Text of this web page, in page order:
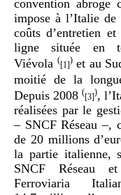
convention
impose à l’Italie de
coûts d’entretien
ligne située en
Viévola ([1])et au
moitié de la
Depuis 2008([3]),
réalisées par le
– SNCF Réseau –,
de 20 millions
la partie italienne,
SNCF Réseau
Ferroviaria